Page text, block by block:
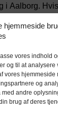
hjemmeside
vores indhold
og til at analysere
vores
og
andre
brug af deres
i Aalborg.
sted.
i